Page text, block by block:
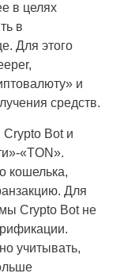
в целях
в
Для этого
и
средств.
Crypto Bot и
«TON».
кошелька,
Для
Crypto Bot не
учитывать,